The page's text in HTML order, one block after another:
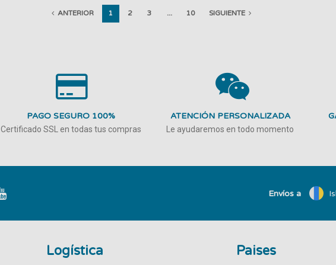
ANTERIOR 1 2 3 ... 10 SIGUIENTE
PAGO SEGURO 100%
Certificado SSL en todas tus compras
ATENCIÓN PERSONALIZADA
Le ayudaremos en todo momento
Envíos a
Logística Paises